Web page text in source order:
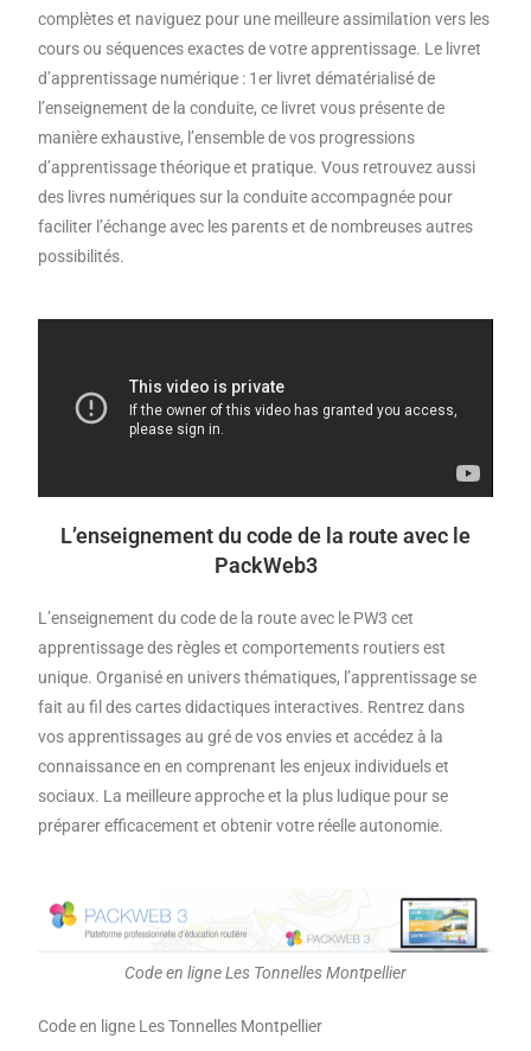
complètes et naviguez pour une meilleure assimilation vers les
cours ou séquences exactes de votre apprentissage. Le livret
d’apprentissage numérique : 1er livret dématérialisé de
l’enseignement de la conduite, ce livret vous présente de
manière exhaustive, l’ensemble de vos progressions
d’apprentissage théorique et pratique. Vous retrouvez aussi
des livres numériques sur la conduite accompagnée pour
faciliter l’échange avec les parents et de nombreuses autres
possibilités.
L’enseignement du code de la route avec le
PackWeb3
L’enseignement du code de la route avec le PW3 cet
apprentissage des règles et comportements routiers est
unique. Organisé en univers thématiques, l’apprentissage se
fait au fil des cartes didactiques interactives. Rentrez dans
vos apprentissages au gré de vos envies et accédez à la
connaissance en en comprenant les enjeux individuels et
sociaux. La meilleure approche et la plus ludique pour se
préparer efficacement et obtenir votre réelle autonomie.
Code en ligne Les Tonnelles Montpellier
Code en ligne Les Tonnelles Montpellier